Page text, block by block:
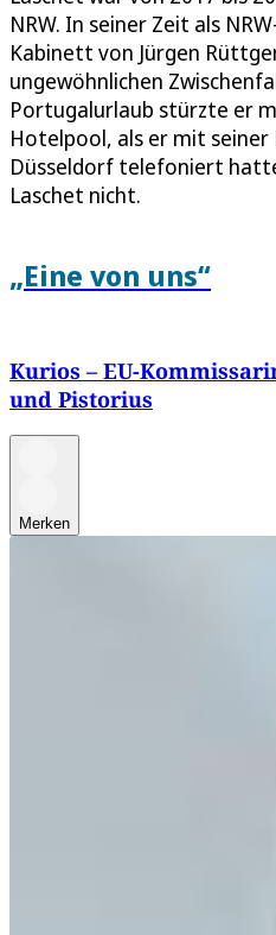
NRW. In seiner Zeit als
Kabinett von Jürgen
ungewöhnlichen
Portugalurlaub stürzte er
Hotelpool, als er mit seiner
Düsseldorf telefoniert
Laschet nicht.
„Eine von uns“
Kurios – EU-
und Pistorius
Merken